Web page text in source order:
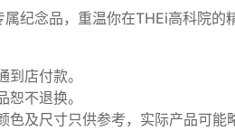
纪念品，重温你在THEi高科院的
到店付款。
恕不退换。
色及尺寸只供参考，实际产品可能